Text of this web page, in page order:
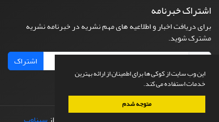
این وب سایت از کوکی ها برای اطمینان از ارائه بهترین
خدمات استفاده می کند.
متوجه شدم
اشتراک خبرنامه
برای دریافت اخبار و اطلاعیه های مهم نشریه در خبرنامه نشریه
مشترک شوید.
اشتراک